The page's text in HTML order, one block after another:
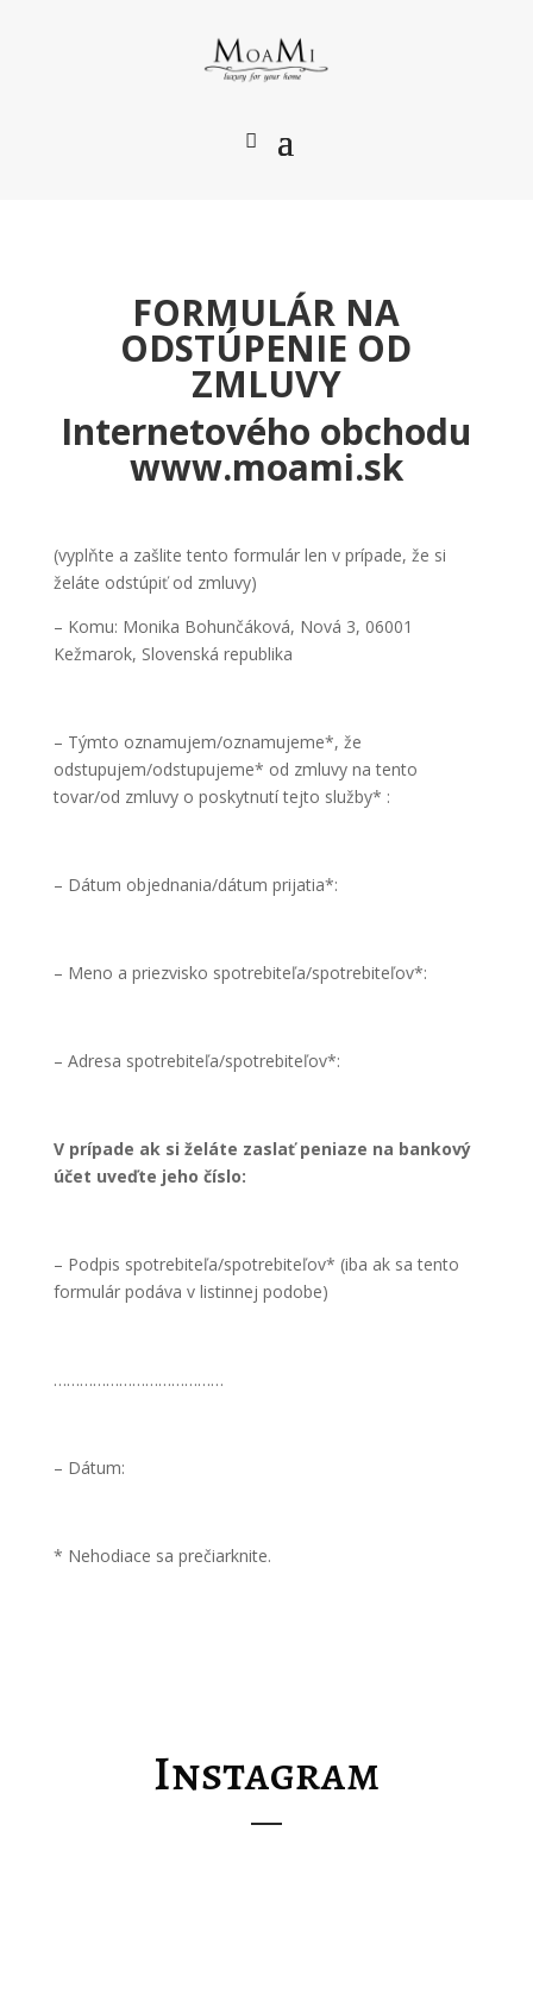
FORMULÁR NA
ODSTÚPENIE OD
ZMLUVY
Internetového obchodu
www.moami.sk
(vyplňte a zašlite tento formulár len v prípade, že si
želáte odstúpiť od zmluvy)
– Komu: Monika Bohunčáková, Nová 3, 06001
Kežmarok, Slovenská republika
– Týmto oznamujem/oznamujeme*, že
odstupujem/odstupujeme* od zmluvy na tento
tovar/od zmluvy o poskytnutí tejto služby* :
– Dátum objednania/dátum prijatia*:
– Meno a priezvisko spotrebiteľa/spotrebiteľov*:
– Adresa spotrebiteľa/spotrebiteľov*:
V prípade ak si želáte zaslať peniaze na bankový
účet uveďte jeho číslo:
– Podpis spotrebiteľa/spotrebiteľov* (iba ak sa tento
formulár podáva v listinnej podobe)
…………………………………
– Dátum:
* Nehodiace sa prečiarknite.
Instagram